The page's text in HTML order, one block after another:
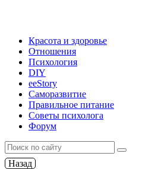
Красота и здоровье
Отношения
Психология
DIY
ееStory
Саморазвитие
Правильное питание
Советы психолога
Форум
Назад